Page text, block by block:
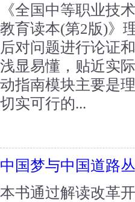
《全国中等职业技
教育读本(第2版)》
后对问题进行论证
浅显易懂，贴近实
动指南模块主要是
切实可行的...
中国梦与中国道路
本书通过解读改革